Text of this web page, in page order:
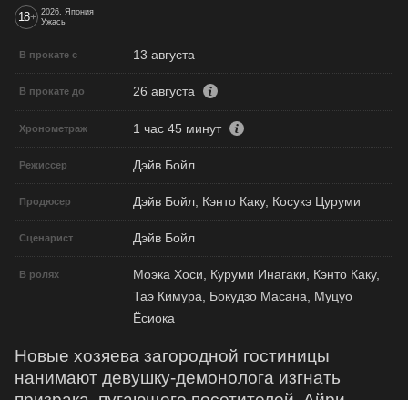
18+ 2026, Япония
Ужасы
В прокате с 13 августа
В прокате до 26 августа
Хронометраж 1 час 45 минут
Режиссер Дэйв Бойл
Продюсер Дэйв Бойл, Кэнто Каку, Косукэ Цуруми
Сценарист Дэйв Бойл
В ролях
Моэка Хоси, Куруми Инагаки, Кэнто Каку,
Таэ Кимура, Бокудзо Масана, Муцуо
Ёсиока
Новые хозяева загородной гостиницы
нанимают девушку-демонолога изгнать